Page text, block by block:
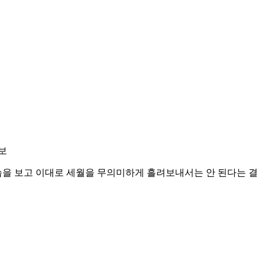
보고 이대로 세월을 무의미하게 흘려보내서는 안 된다는 결